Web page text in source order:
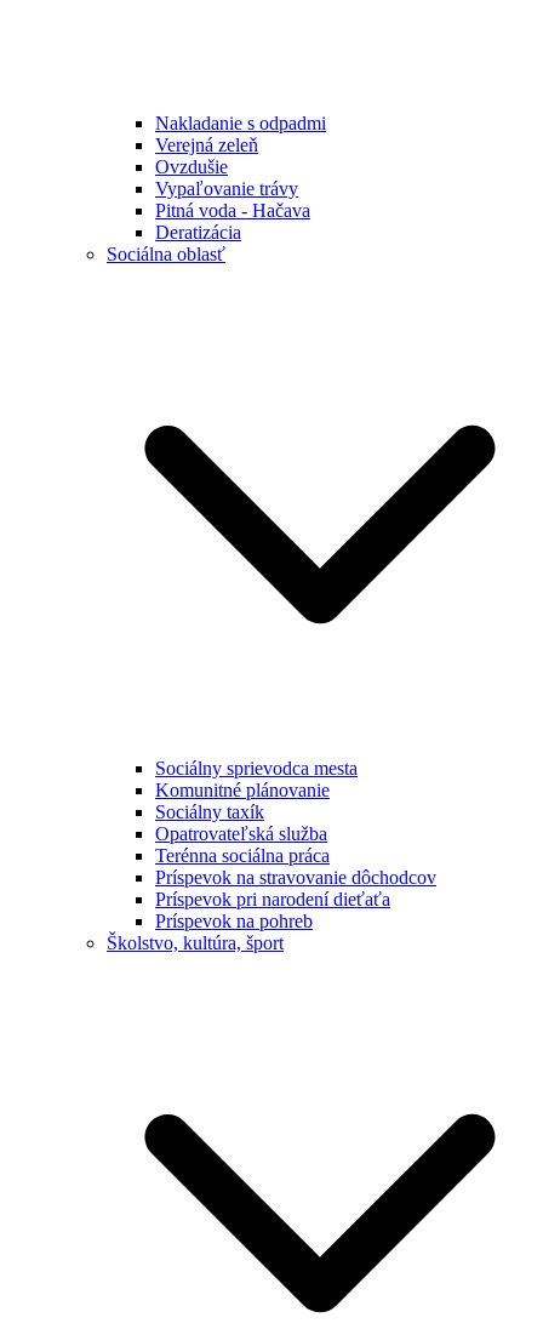
Nakladanie s odpadmi
Verejná zeleň
Ovzdušie
Vypaľovanie trávy
Pitná voda - Hačava
Deratizácia
Sociálna oblasť
Sociálny sprievodca mesta
Komunitné plánovanie
Sociálny taxík
Opatrovateľská služba
Terénna sociálna práca
Príspevok na stravovanie dôchodcov
Príspevok pri narodení dieťaťa
Príspevok na pohreb
Školstvo, kultúra, šport